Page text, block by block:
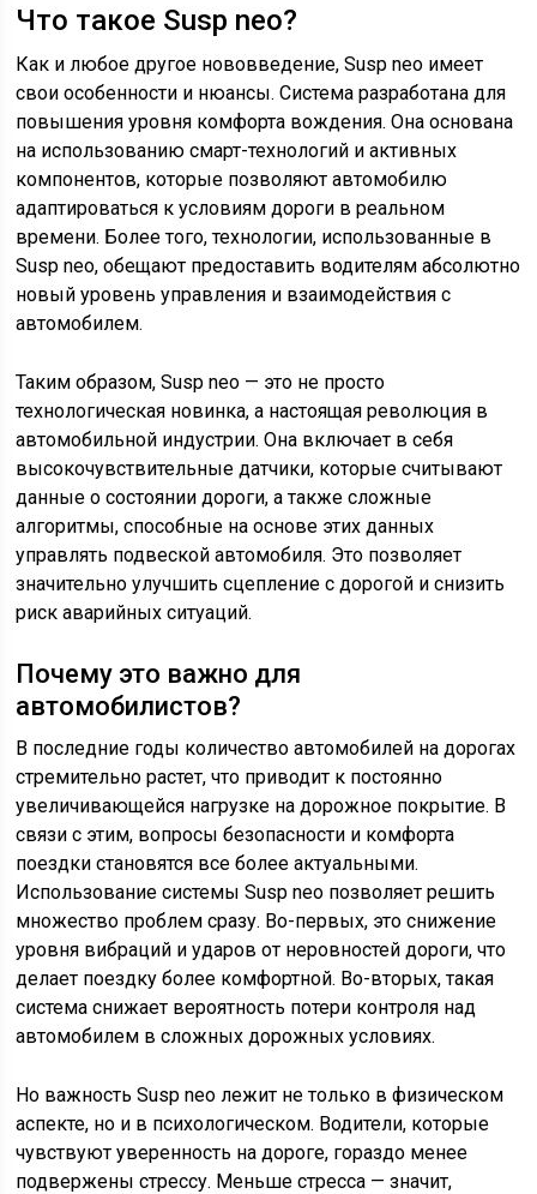
Что такое Susp neo?
Как и любое другое нововведение, Susp neo имеет
свои особенности и нюансы. Система разработана для
повышения уровня комфорта вождения. Она основана
на использованию смарт-технологий и активных
компонентов, которые позволяют автомобилю
адаптироваться к условиям дороги в реальном
времени. Более того, технологии, использованные в
Susp neo, обещают предоставить водителям абсолютно
новый уровень управления и взаимодействия с
автомобилем.
Таким образом, Susp neo — это не просто
технологическая новинка, а настоящая революция в
автомобильной индустрии. Она включает в себя
высокочувствительные датчики, которые считывают
данные о состоянии дороги, а также сложные
алгоритмы, способные на основе этих данных
управлять подвеской автомобиля. Это позволяет
значительно улучшить сцепление с дорогой и снизить
риск аварийных ситуаций.
Почему это важно для
автомобилистов?
В последние годы количество автомобилей на дорогах
стремительно растет, что приводит к постоянно
увеличивающейся нагрузке на дорожное покрытие. В
связи с этим, вопросы безопасности и комфорта
поездки становятся все более актуальными.
Использование системы Susp neo позволяет решить
множество проблем сразу. Во-первых, это снижение
уровня вибраций и ударов от неровностей дороги, что
делает поездку более комфортной. Во-вторых, такая
система снижает вероятность потери контроля над
автомобилем в сложных дорожных условиях.
Но важность Susp neo лежит не только в физическом
аспекте, но и в психологическом. Водители, которые
чувствуют уверенность на дороге, гораздо менее
подвержены стрессу. Меньше стресса — значит,